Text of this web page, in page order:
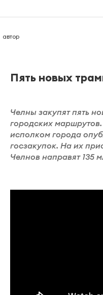
автор
Пять новых
Челны закупят пять
городских
исполком города
госзакупок. На их
Челнов направят 135